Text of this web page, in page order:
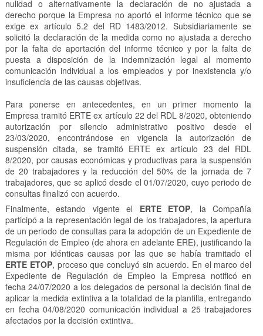
nulidad o alternativamente la declaración de no ajustada a
derecho porque la Empresa no aportó el informe técnico que se
exige ex artículo 5.2 del RD 1483/2012. Subsidiariamente se
solicitó la declaración de la medida como no ajustada a derecho
por la falta de aportación del informe técnico y por la falta de
puesta a disposición de la indemnización legal al momento
comunicación individual a los empleados y por inexistencia y/o
insuficiencia de las causas objetivas.
Para ponerse en antecedentes, en un primer momento la
Empresa tramitó ERTE ex artículo 22 del RDL 8/2020, obteniendo
autorización por silencio administrativo positivo desde el
23/03/2020, encontrándose en vigencia la autorización de
suspensión citada, se tramitó ERTE ex artículo 23 del RDL
8/2020, por causas económicas y productivas para la suspensión
de 20 trabajadores y la reducción del 50% de la jornada de 7
trabajadores, que se aplicó desde el 01/07/2020, cuyo periodo de
consultas finalizó con acuerdo.
Finalmente, estando vigente el ERTE ETOP, la Compañía
participó a la representación legal de los trabajadores, la apertura
de un periodo de consultas para la adopción de un Expediente de
Regulación de Empleo (de ahora en adelante ERE), justificando la
misma por idénticas causas por las que se había tramitado el
ERTE ETOP, proceso que concluyó sin acuerdo. En el marco del
Expediente de Regulación de Empleo la Empresa notificó en
fecha 24/07/2020 a los delegados de personal la decisión final de
aplicar la medida extintiva a la totalidad de la plantilla, entregando
en fecha 04/08/2020 comunicación individual a 25 trabajadores
afectados por la decisión extintiva.